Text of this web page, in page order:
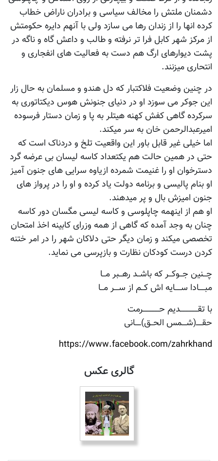
دشمنان ملتش را مخالف سیاسی و برادران ناراض خطاب
کرده انها را از زندان رها می سازد ولی با آنهم دایره حکومتش
از مرکز شهر کابل فرا تر نرفته و طالب و داعش گاه و ناگه در
پشت دیوارهای ارگ هم دست به فعالیت های انفجاری و
انتحاری میزنند.
در چنین وضعیت فلاکتبار که دل هندو و مسلمان به حال زار
این جوکر می سوزد او در دنیای جنونش هوس دیکتاتوری به
سرکرده گاهی کفش کهنه هیتلر به پا و زمان دستار فرسوده
امیرعبدالرحمن خان به سر میکند.
اما خیلی غیر قابل باور این واقعیت تلخ و دردناک است که
حتی در همین حالت هم یکتعداد کاسه لیسان بی عرضه گرد
دسترخوان او را غنیمت شمرده ازیاوه سرایی های جنون آمیز
او بنام پالیسی و برنامه دولت یاد کرده و او را در پرواز های
جنون امیزش بال و پر میدهند.
او هم از اینهمه چاپلوسی و کاسه لیسی مگسان دور کاسه
چنان به وجد آمده که گاهی از همه وزرای کابینه اخذ امتحان
تخصصی میکند و زمان دیگر حتی دلاکان شهر را در امر ختنه
کردن درست کودکان نظارت و بازپرسی می نماید.
چــنین جــوکــر که باشــد رهــبر مــا
مبــــادا ســــایه اش کــم از ســـر مــا
با تقــــــــــــديم حـــــــــــرمت
حقــــ(شـــمس الحــق)ــــانی
https://www.facebook.com/zahrkhand
گالری عکس